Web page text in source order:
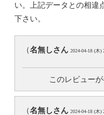
い。上記データとの相違
下さい。
（名無しさん 2024-04-18 (木)
このレビュー
（名無しさん 2024-04-18 (木)